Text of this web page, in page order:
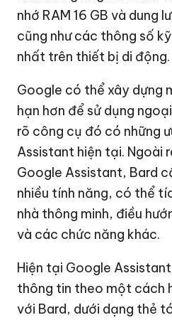
nhớ RAM 16 GB và dung
cũng như các thông số
nhất trên thiết bị di động.
Google có thể xây dựng
hạn hơn để sử dụng
rõ công cụ đó có những
Assistant hiện tại. Ngoài
Google Assistant, Bard
nhiều tính năng, có thể
nhà thông minh, điều
và các chức năng khác.
Hiện tại Google
thông tin theo một cách
với Bard, dưới dạng thẻ